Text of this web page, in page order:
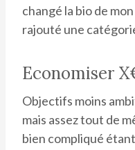
changé la bio de
rajouté une
Economiser
Objectifs moins
mais assez tout de
bien compliqué